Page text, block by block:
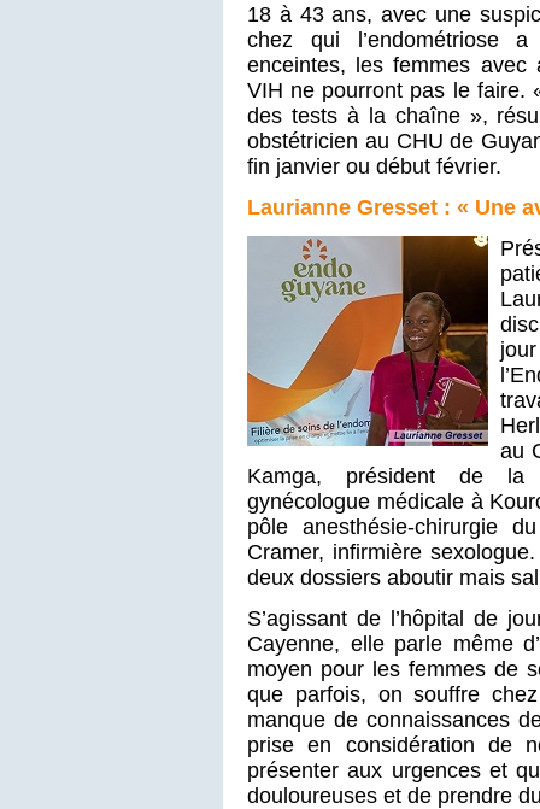
18 à 43 ans, avec une
chez qui l’endométriose
enceintes, les femmes avec
VIH ne pourront pas le faire.
des tests à la chaîne »,
obstétricien au CHU de
fin janvier ou début février.
Laurianne Gresset : « Une
au
Kamga, président de la
gynécologue médicale à
pôle anesthésie-chirurgie
Cramer, infirmière
deux dossiers aboutir mais
S’agissant de l’hôpital de
Cayenne, elle parle même
moyen pour les femmes de
que parfois, on souffre
manque de connaissances
prise en considération de
présenter aux urgences et
douloureuses et de prendre